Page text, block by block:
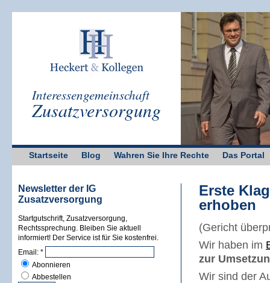
Interessengemeinschaft
Zusatzversorgung
Startseite Blog Wahren Sie Ihre Rechte Das Portal
Newsletter der IG
Zusatzversorgung
Startgutschrift, Zusatzversorgung,
Rechtssprechung. Bleiben Sie aktuell
informiert! Der Service ist für Sie kostenfrei.
Email: *
Abonnieren
Abbestellen
Erste
erhoben
(Gericht
Wir haben im
zur
Wir sind der